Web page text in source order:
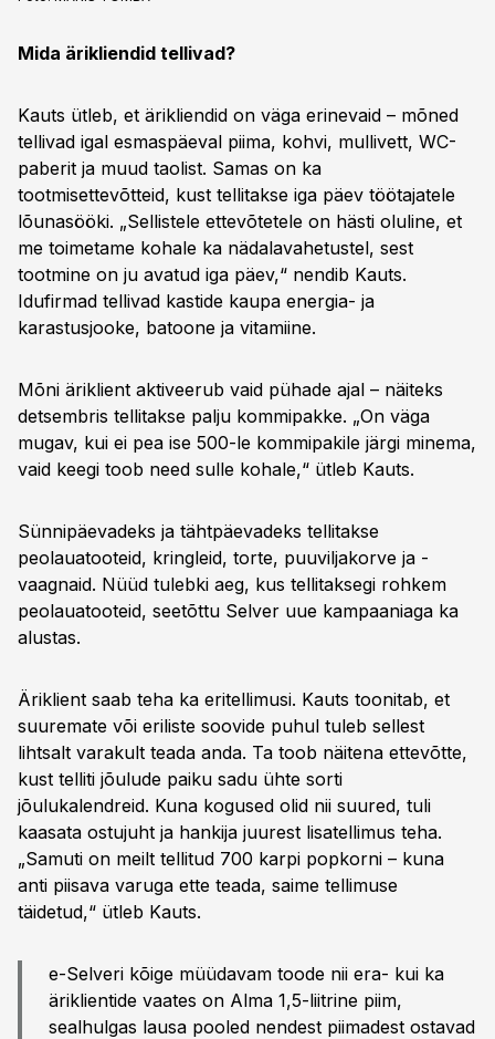
Mida ärikliendid tellivad?
Kauts ütleb, et ärikliendid on väga erinevaid – mõned
tellivad igal esmaspäeval piima, kohvi, mullivett, WC-
paberit ja muud taolist. Samas on ka
tootmisettevõtteid, kust tellitakse iga päev töötajatele
lõunasööki. „Sellistele ettevõtetele on hästi oluline, et
me toimetame kohale ka nädalavahetustel, sest
tootmine on ju avatud iga päev,“ nendib Kauts.
Idufirmad tellivad kastide kaupa energia- ja
karastusjooke, batoone ja vitamiine.
Mõni äriklient aktiveerub vaid pühade ajal – näiteks
detsembris tellitakse palju kommipakke. „On väga
mugav, kui ei pea ise 500-le kommipakile järgi minema,
vaid keegi toob need sulle kohale,“ ütleb Kauts.
Sünnipäevadeks ja tähtpäevadeks tellitakse
peolauatooteid, kringleid, torte, puuviljakorve ja -
vaagnaid. Nüüd tulebki aeg, kus tellitaksegi rohkem
peolauatooteid, seetõttu Selver uue kampaaniaga ka
alustas.
Äriklient saab teha ka eritellimusi. Kauts toonitab, et
suuremate või eriliste soovide puhul tuleb sellest
lihtsalt varakult teada anda. Ta toob näitena ettevõtte,
kust telliti jõulude paiku sadu ühte sorti
jõulukalendreid. Kuna kogused olid nii suured, tuli
kaasata ostujuht ja hankija juurest lisatellimus teha.
„Samuti on meilt tellitud 700 karpi popkorni – kuna
anti piisava varuga ette teada, saime tellimuse
täidetud,“ ütleb Kauts.
e-Selveri kõige müüdavam toode nii era- kui ka
äriklientide vaates on Alma 1,5-liitrine piim,
sealhulgas lausa pooled nendest piimadest ostavad